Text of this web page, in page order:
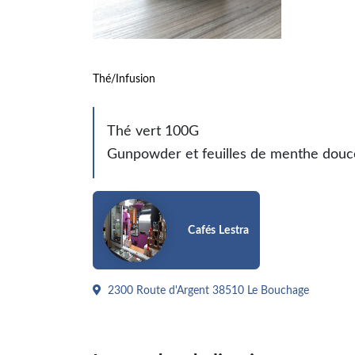
Thé/Infusion
Thé vert 100G
Gunpowder et feuilles de menthe
Cafés Lestra
2300 Route d'Argent 38510 Le Bouchage